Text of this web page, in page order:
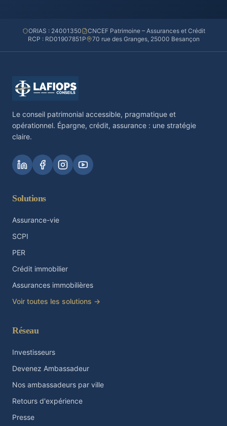
ORIAS : 24001350
CNCEF Patrimoine – Assurances et Crédit
RCP : RD01907851P
70 rue des Granges, 25000 Besançon
Le conseil patrimonial accessible, pragmatique et
opérationnel. Épargne, crédit, assurance : une stratégie
claire.
Solutions
Assurance-vie
SCPI
PER
Crédit immobilier
Assurances immobilières
Voir toutes les solutions →
Réseau
Investisseurs
Devenez Ambassadeur
Nos ambassadeurs par ville
Retours d'expérience
Presse